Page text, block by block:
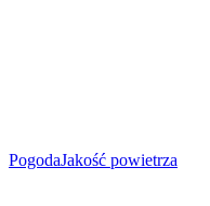
PogodaJakość powietrza